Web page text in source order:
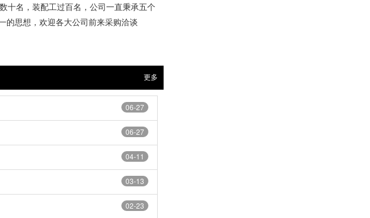
十名，装配工过百名，公司一直秉承五个
的思想，欢迎各大公司前来采购洽谈
更多
06-27
06-27
04-11
03-13
02-23